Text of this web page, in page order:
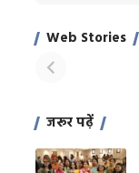
Web Stories
साहिल खान
जरूर पढ़ें